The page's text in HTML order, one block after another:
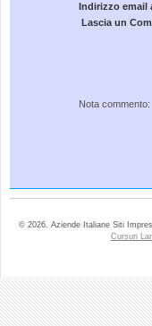
Indirizzo email
Lascia un
Nota commento:
© 2026. Aziende Italiane Siti
Cursuri